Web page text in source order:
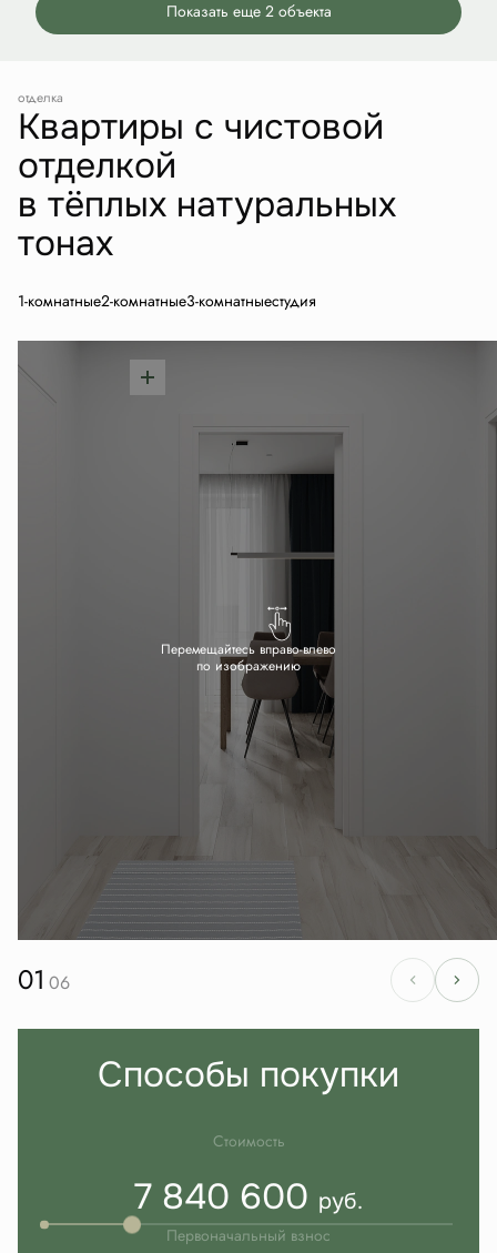
Показать еще 2 объектa
отделка
Квартиры с чистовой
отделкой
в тёплых натуральных
тонах
1-комнатные2-комнатные3-комнатныестудия
Перемещайтесь вправо-влево
по изображению
01 06
Способы покупки
Стоимость
7 840 600 руб.
Первоначальный взнос